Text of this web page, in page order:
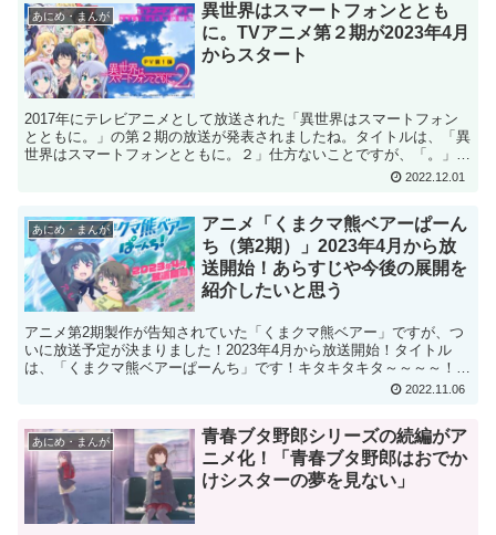
あにめ・まんが
異世界はスマートフォンととも
に。TVアニメ第２期が2023年4月
からスタート
2017年にテレビアニメとして放送された「異世界はスマートフォン
とともに。」の第２期の放送が発表されましたね。タイトルは、「異
世界はスマートフォンとともに。２」仕方ないことですが、「。」の
あとに「２」が付くと少し違和感がありますね（笑）「神...2022.12.01
あにめ・まんが
アニメ「くまクマ熊ベアーぱーん
ち（第2期）」2023年4月から放
送開始！あらすじや今後の展開を
紹介したいと思う
アニメ第2期製作が告知されていた「くまクマ熊ベアー」ですが、つ
いに放送予定が決まりました！2023年4月から放送開始！タイトル
は、「くまクマ熊ベアーぱーんち」です！キタキタキタ～～～～！
まっっってました！！ 「ぱーんち」ってユルカワすぐる...2022.11.06
あにめ・まんが
青春ブタ野郎シリーズの続編がア
ニメ化！「青春ブタ野郎はおでか
けシスターの夢を見ない」